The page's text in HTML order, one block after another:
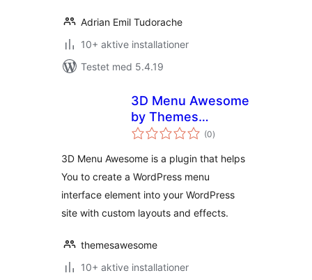
Adrian Emil Tudorache
10+ aktive installationer
Testet med 5.4.19
3D Menu Awesome
by Themes
Awesome
(0totale
bedømmelser
)
3D Menu Awesome is a plugin that helps
You to create a WordPress menu
interface element into your WordPress
site with custom layouts and effects.
themesawesome
10+ aktive installationer